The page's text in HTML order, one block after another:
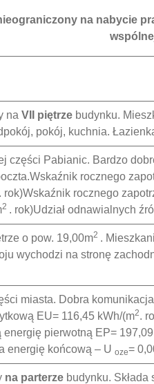
na nabycie
na VII piętrze budynku.
pokój, kuchnia.
części Pabianic. Bardzo
rocznego
. rok)Wskaźnik rocznego
2 . rok)Udział odnawialnych
o pow. 19,00m2 .
wychodzi na stronę
miasta. Dobra
EU= 116,45 kWh/(m2.
pierwotną EP=
energię końcową – U oze=
na parterze budynku.